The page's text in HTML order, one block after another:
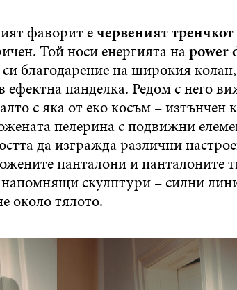
фаворит ечервеният тренчкот
Той носи енергията наpower
благодарение на широкия
ефектна панделка. Редом с него
с яка от еко косъм – изтънчен
пелерина с подвижни
да изгражда различни
панталони и панталоните
скулптури – силни
около тялото.